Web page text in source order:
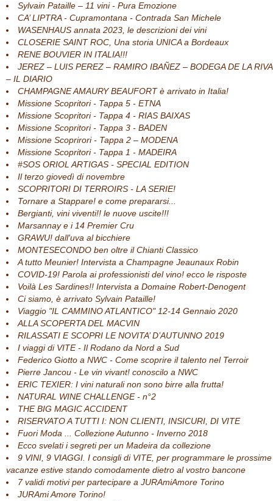
Sylvain Pataille – 11 vini - Pura Emozione
CA’ LIPTRA - Cupramontana - Contrada San Michele
WASENHAUS annata 2023, le descrizioni dei vini
CLOSERIE SAINT ROC, Una storia UNICA a Bordeaux
RENE BOUVIER IN ITALIA!!!
JEREZ – LUIS PEREZ – RAMIRO IBAÑEZ – BODEGA DE LA RIVA
– IL DIARIO
CHAMPAGNE AMAURY BEAUFORT è arrivato in Italia!
Missione Scopritori - Tappa 5 - ETNA
Missione Scopritori - Tappa 4 - RIAS BAIXAS
Missione Scopritori - Tappa 3 - BADEN
Missione Scoprirori - Tappa 2 – MODENA
Missione Scopritori - Tappa 1 - MADEIRA
#SOS ORIOL ARTIGAS - SPECIAL EDITION
Il terzo giovedì di novembre
SCOPRITORI DI TERROIRS - LA SERIE!
Tornare a Stappare! e come prepararsi...
Bergianti, vini viventi!! le nuove uscite!!!
Marsannay e i 14 Premier Cru
GRAWU! dall'uva al bicchiere
MONTESECONDO ben oltre il Chianti Classico
A tutto Meunier! Intervista a Champagne Jeaunaux Robin
COVID-19! Parola ai professionisti del vino! ecco le risposte
Voilà Les Sardines!! Intervista a Domaine Robert-Denogent
Ci siamo, è arrivato Sylvain Pataille!
Viaggio "IL CAMMINO ATLANTICO" 12-14 Gennaio 2020
ALLA SCOPERTA DEL MACVIN
RILASSATI E SCOPRI LE NOVITA’ D’AUTUNNO 2019
I viaggi di VITE - Il Rodano da Nord a Sud
Federico Giotto a NWC - Come scoprire il talento nel Terroir
Pierre Jancou - Le vin vivant! conoscilo a NWC
ERIC TEXIER: I vini naturali non sono birre alla frutta!
NATURAL WINE CHALLENGE - n°2
THE BIG MAGIC ACCIDENT
RISERVATO A TUTTI I: NON CLIENTI, INSICURI, DI VITE
Fuori Moda ... Collezione Autunno - Inverno 2018
Ecco svelati i segreti per un Madeira da collezione
9 VINI, 9 VIAGGI. I consigli di VITE, per programmare le prossime
vacanze estive stando comodamente dietro al vostro bancone
7 validi motivi per partecipare a JURAmiAmore Torino
JURAmi Amore Torino!